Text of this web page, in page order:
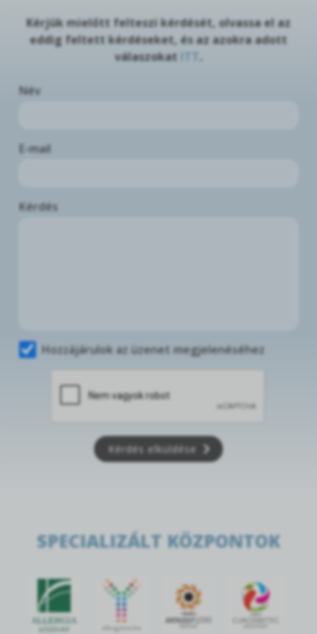
Kérjük mielőtt felteszi kérdését, olvassa el az
eddig feltett kérdéseket, és az azokra adott
válaszokat
Név
E-mail
Kérdés
Hozzájárulok az üzenet megjelenéséhez
Kérdés elküldése
SPECIALIZÁLT KÖZPONTOK